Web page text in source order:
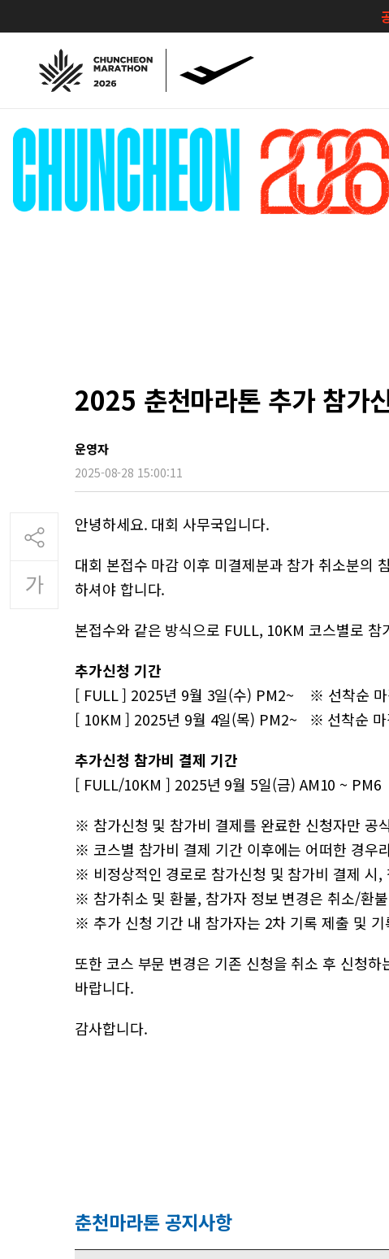
2025 춘천마라톤 추가 참가
운영자
2025-08-28 15:00:11
안녕하세요. 대회 사무국입니다.
대회 본접수 마감 이후 미결제분과 참가 취소분의
하셔야 합니다.
본접수와 같은 방식으로 FULL, 10KM 코스별로
추가신청 기간
[ FULL ] 2025년 9월 3일(수) PM2~ ※ 선착순
[ 10KM ] 2025년 9월 4일(목) PM2~ ※ 선착순
추가신청 참가비 결제 기간
[ FULL/10KM ] 2025년 9월 5일(금) AM10 ~ PM6
※ 참가신청 및 참가비 결제를 완료한 신청자만 공
※ 코스별 참가비 결제 기간 이후에는 어떠한 경우
※ 비정상적인 경로로 참가신청 및 참가비 결제 시,
※ 참가취소 및 환불, 참가자 정보 변경은 취소/환
※ 추가 신청 기간 내 참가자는 2차 기록 제출 및
또한 코스 부문 변경은 기존 신청을 취소 후 신청
바랍니다.
감사합니다.
춘천마라톤 공지사항